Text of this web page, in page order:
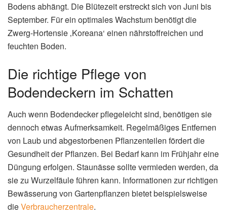
Bodens abhängt. Die Blütezeit erstreckt sich von Juni bis
September. Für ein optimales Wachstum benötigt die
Zwerg-Hortensie ‚Koreana‘ einen nährstoffreichen und
feuchten Boden.
Die richtige Pflege von
Bodendeckern im Schatten
Auch wenn Bodendecker pflegeleicht sind, benötigen sie
dennoch etwas Aufmerksamkeit. Regelmäßiges Entfernen
von Laub und abgestorbenen Pflanzenteilen fördert die
Gesundheit der Pflanzen. Bei Bedarf kann im Frühjahr eine
Düngung erfolgen. Staunässe sollte vermieden werden, da
sie zu Wurzelfäule führen kann. Informationen zur richtigen
Bewässerung von Gartenpflanzen bietet beispielsweise
dieVerbraucherzentrale.